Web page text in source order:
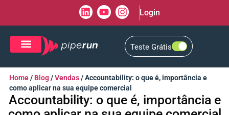
Login
Teste Grátis
Home/ Blog/Vendas/Accountability: o que é, importância e
como aplicar na sua equipe comercial
Accountability: o que é, importância e